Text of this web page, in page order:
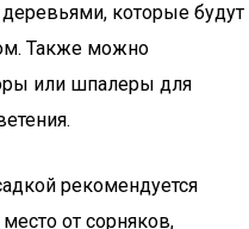
которые будут
Также можно
или шпалеры для
рекомендуется
от сорняков,